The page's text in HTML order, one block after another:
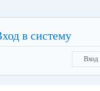
в систему
Вход